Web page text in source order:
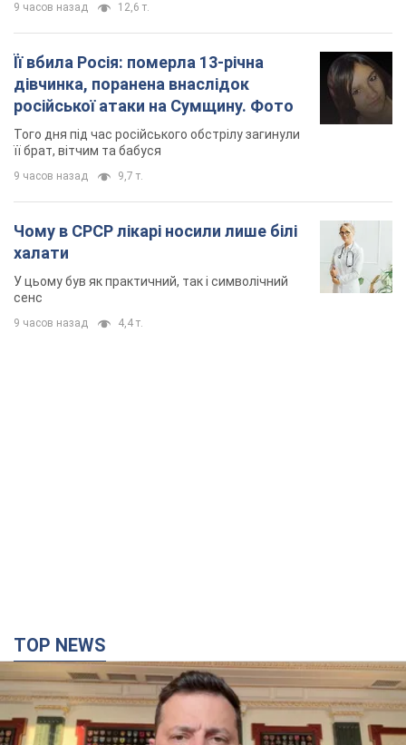
9 часов назад 12,6 т.
Її вбила Росія: померла 13-річна
дівчинка, поранена внаслідок
російської атаки на Сумщину. Фото
Того дня під час російського обстрілу загинули
її брат, вітчим та бабуся
9 часов назад 9,7 т.
Чому в СРСР лікарі носили лише білі
халати
У цьому був як практичний, так і символічний
сенс
9 часов назад 4,4 т.
TOP NEWS